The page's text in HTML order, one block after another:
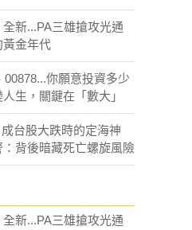
新...PA三雄搶攻光通
黃金年代
00878...你願意投資多少
生，關鍵在「數大」
台股大跌時的定海神
背後暗藏死亡螺旋風險
新...PA三雄搶攻光通